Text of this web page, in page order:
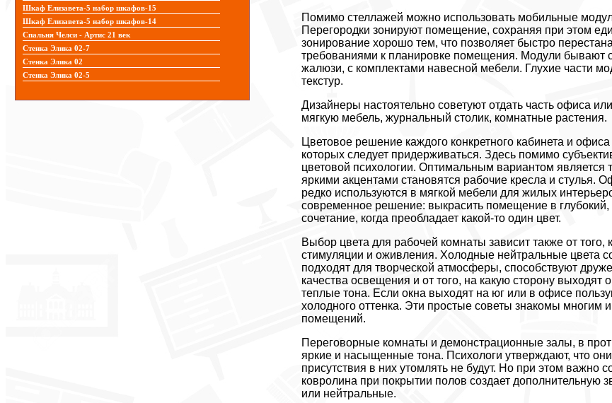
Помимо стеллажей можно использовать мобильные
Перегородки зонируют помещение, сохраняя при этом
зонирование хорошо тем, что позволяет быстро
требованиями к планировке помещения. Модули бывают
жалюзи, с комплектами навесной мебели. Глухие части
текстур.
Дизайнеры настоятельно советуют отдать часть офиса
мягкую мебель, журнальный столик, комнатные растения.
Цветовое решение каждого конкретного кабинета и
которых следует придерживаться. Здесь помимо
цветовой психологии. Оптимальным вариантом
яркими акцентами становятся рабочие кресла и стулья.
редко используются в мягкой мебели для жилых
современное решение: выкрасить помещение в
сочетание, когда преобладает какой-то один цвет.
Выбор цвета для рабочей комнаты зависит также от того,
стимуляции и оживления. Холодные нейтральные цвета
подходят для творческой атмосферы, способствуют
качества освещения и от того, на какую сторону
теплые тона. Если окна выходят на юг или в офисе
холодного оттенка. Эти простые советы знакомы
помещений.
Переговорные комнаты и демонстрационные залы, в
яркие и насыщенные тона. Психологи утверждают, что
присутствия в них утомлять не будут. Но при этом
ковролина при покрытии полов создает дополнительную
или нейтральные.
Шкаф Елизавета-5 набор шкафов-15
Шкаф Елизавета-5 набор шкафов-14
Спальня Челси - Артис 21 век
Стенка Элика 02-7
Стенка Элика 02
Стенка Элика 02-5